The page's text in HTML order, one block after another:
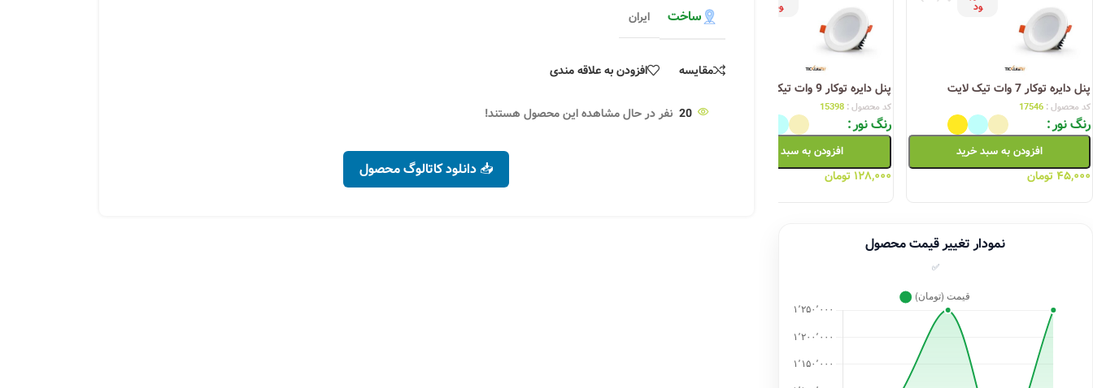
ود
پنل دایره توکار 7 وات تیک لایت
کد محصول : 17546
رنگ نور
افزودن به سبد خرید
۴۵,۰۰۰ تومان
ود
پنل دایره توکار 9 وات تیک لایت
کد محصول : 15398
رنگ نور
افزودن به سبد خرید
۱۲۸,۰۰۰ تومان
نمودار تغییر قیمت محصول
✅
ساخت ایران
مقایسه افزودن به علاقه مندی
20 نفر در حال مشاهده این محصول هستند!
📥 دانلود کاتالوگ محصول